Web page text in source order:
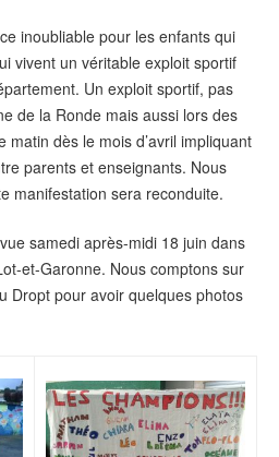
inoubliable pour les enfants qui
vivent un véritable exploit sportif
Un exploit sportif, pas
de la Ronde mais aussi lors des
dès le mois d’avril impliquant
parents et enseignants. Nous
manifestation sera reconduite.
samedi après-midi 18 juin dans
et-Garonne. Nous comptons sur
Dropt pour avoir quelques photos